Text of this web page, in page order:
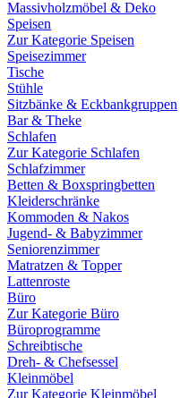
Massivholzmöbel & Deko
Speisen
Zur Kategorie Speisen
Speisezimmer
Tische
Stühle
Sitzbänke & Eckbankgruppen
Bar & Theke
Schlafen
Zur Kategorie Schlafen
Schlafzimmer
Betten & Boxspringbetten
Kleiderschränke
Kommoden & Nakos
Jugend- & Babyzimmer
Seniorenzimmer
Matratzen & Topper
Lattenroste
Büro
Zur Kategorie Büro
Büroprogramme
Schreibtische
Dreh- & Chefsessel
Kleinmöbel
Zur Kategorie Kleinmöbel